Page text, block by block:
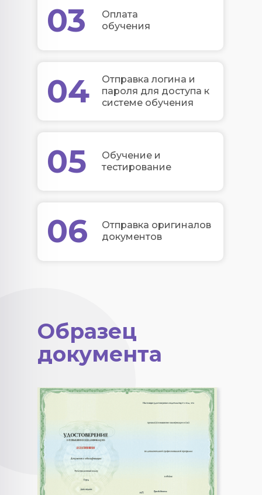
03
04
05
06
Оплата
обучения
Отправка логина и
пароля для доступа к
системе обучения
Обучение и
тестирование
Отправка оригиналов
документов
Образец
документа